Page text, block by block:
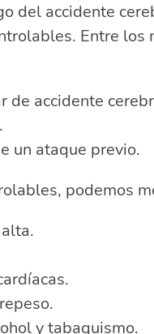
del accidente
Entre los
de accidente
un ataque previo.
podemos
y tabaquismo.